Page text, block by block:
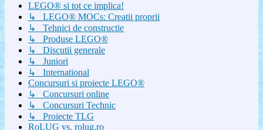
LEGO® si tot ce implica!
↳ LEGO® MOCs: Creatii proprii
↳ Tehnici de constructie
↳ Produse LEGO®
↳ Discutii generale
↳ Juniori
↳ International
Concursuri si proiecte LEGO®
↳ Concursuri online
↳ Concursuri Technic
↳ Proiecte TLG
RoLUG vs. rolug.ro